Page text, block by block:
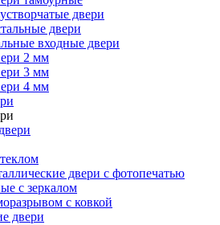
двери
двери
входные двери
2 мм
3 мм
4 мм
двери с фотопечатью
с зеркалом
с ковкой
двери